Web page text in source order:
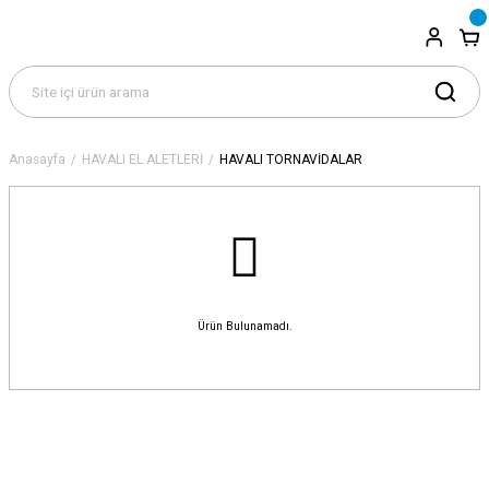
Anasayfa HAVALI EL ALETLERİ HAVALI TORNAVİDALAR
Ürün Bulunamadı.